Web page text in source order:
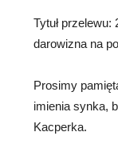
Tytuł
darowizna na
Prosimy
imienia synka,
Kacperka.